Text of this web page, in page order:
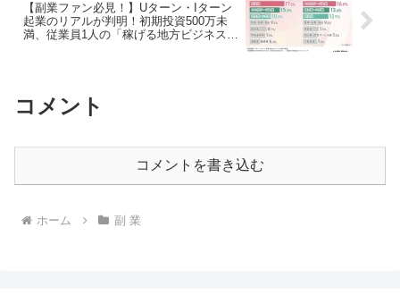
【副業ファン必見！】Uターン・Iターン
起業のリアルが判明！初期投資500万未
満、従業員1人の「稼げる地方ビジネス」
コメント
コメントを書き込む
ホーム 副 業